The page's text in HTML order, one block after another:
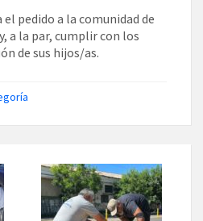
pedido a la comunidad de
a la par, cumplir con los
de sus hijos/as.